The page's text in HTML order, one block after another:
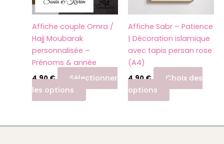
Affiche couple Omra /
Hajj Moubarak
personnalisée –
Prénoms & année
4,90€
Sélectionner
les options
options
être
la
page
du
produit
Affiche Sabr – Patience
| Décoration islamique
avec tapis persan rose
(A4)
4,90€
Choix des
options
options
être
choisies
sur
la
page
du
produit